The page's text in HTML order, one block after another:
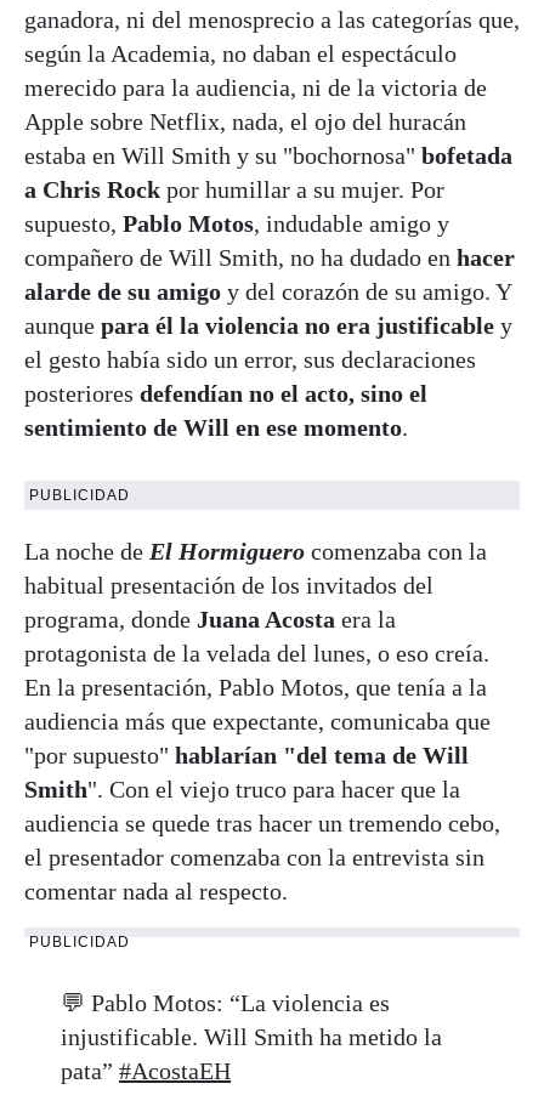
ganadora, ni del menosprecio a las categorías que,
según la Academia, no daban el espectáculo
merecido para la audiencia, ni de la victoria de
Apple sobre Netflix, nada, el ojo del huracán
estaba en Will Smith y su "bochornosa" bofetada
a Chris Rock por humillar a su mujer. Por
supuesto, Pablo Motos, indudable amigo y
compañero de Will Smith, no ha dudado en hacer
alarde de su amigo y del corazón de su amigo. Y
aunque para él la violencia no era justificable y
el gesto había sido un error, sus declaraciones
posteriores defendían no el acto, sino el
sentimiento de Will en ese momento.
PUBLICIDAD
La noche de El Hormiguero comenzaba con la
habitual presentación de los invitados del
programa, donde Juana Acosta era la
protagonista de la velada del lunes, o eso creía.
En la presentación, Pablo Motos, que tenía a la
audiencia más que expectante, comunicaba que
"por supuesto" hablarían "del tema de Will
Smith". Con el viejo truco para hacer que la
audiencia se quede tras hacer un tremendo cebo,
el presentador comenzaba con la entrevista sin
comentar nada al respecto.
PUBLICIDAD
💬 Pablo Motos: “La violencia es
injustificable. Will Smith ha metido la
pata” #AcostaEH